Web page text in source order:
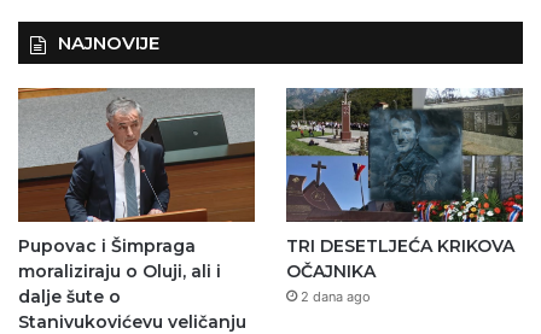
NAJNOVIJE
Pupovac i Šimpraga
moraliziraju o Oluji, ali i
dalje šute o
Stanivukovićevu veličanju
TRI DESETLJEĆA KRIKOVA
OČAJNIKA
2 dana ago